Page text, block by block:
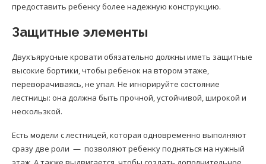
предоставить ребенку более надежную конструкцию.
Защитные элементы
Двухъярусные кровати обязательно должны иметь защитные
высокие бортики, чтобы ребенок на втором этаже,
переворачиваясь, не упал. Не игнорируйте состояние
лестницы: она должна быть прочной, устойчивой, широкой и
нескользкой.
Есть модели с лестницей, которая одновременно выполняют
сразу две роли — позволяют ребенку подняться на нужный